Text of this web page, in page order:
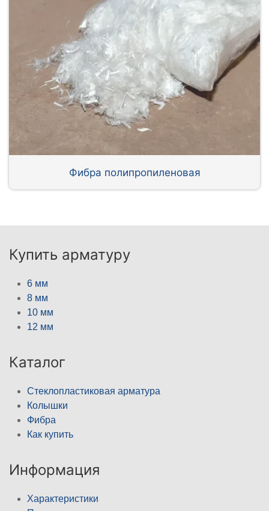
Фибра полипропиленовая
Купить арматуру
6 мм
8 мм
10 мм
12 мм
Каталог
Стеклопластиковая арматура
Колышки
Фибра
Как купить
Информация
Характеристики